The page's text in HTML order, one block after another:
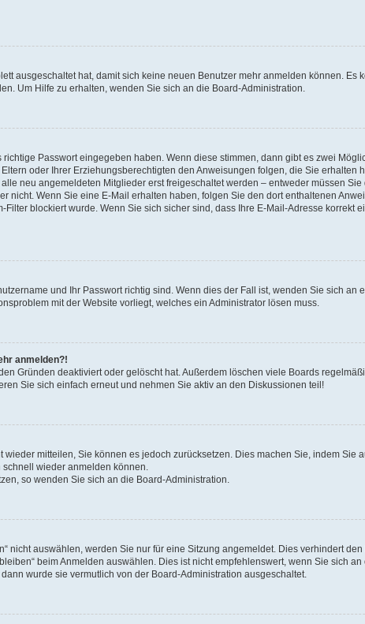
ausgeschaltet hat, damit sich keine neuen Benutzer mehr anmelden können. Es
Um Hilfe zu erhalten, wenden Sie sich an die Board-Administration.
Passwort eingegeben haben. Wenn diese stimmen, dann gibt es zwei
oder Ihrer Erziehungsberechtigten den Anweisungen folgen, die Sie erhalten
neu angemeldeten Mitglieder erst freigeschaltet werden – entweder müssen
nicht. Wenn Sie eine E-Mail erhalten haben, folgen Sie den dort enthaltenen
blockiert wurde. Wenn Sie sich sicher sind, dass Ihre E-Mail-Adresse korrekt
und Ihr Passwort richtig sind. Wenn dies der Fall ist, wenden Sie sich an
mit der Website vorliegt, welches ein Administrator lösen muss.
anmelden?!
Gründen deaktiviert oder gelöscht hat. Außerdem löschen viele Boards
Sie sich einfach erneut und nehmen Sie aktiv an den Diskussionen teil!
mitteilen, Sie können es jedoch zurücksetzen. Dies machen Sie, indem Sie
wieder anmelden können.
so wenden Sie sich an die Board-Administration.
nicht auswählen, werden Sie nur für eine Sitzung angemeldet. Dies verhindert
beim Anmelden auswählen. Dies ist nicht empfehlenswert, wenn Sie sich
wurde sie vermutlich von der Board-Administration ausgeschaltet.